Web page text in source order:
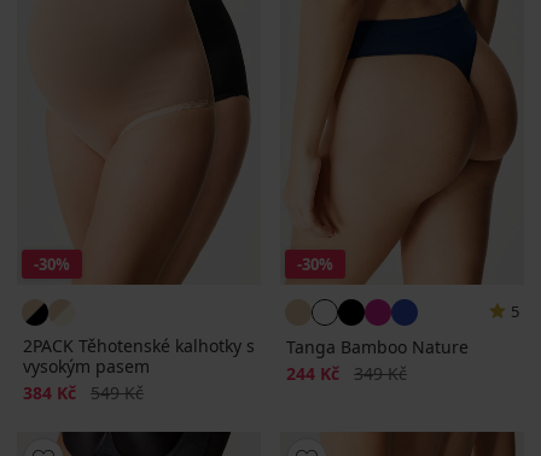
-30%
2PACK Těhotenské kalhotky s
vysokým pasem
Sleva
384 Kč Původní cena
549 Kč
-30%
5
Tanga Bamboo Nature
Sleva
244 Kč Původní cena
349 Kč